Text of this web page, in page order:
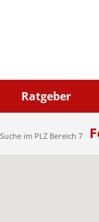
Ratgeber
Suche im PLZ Bereich 7